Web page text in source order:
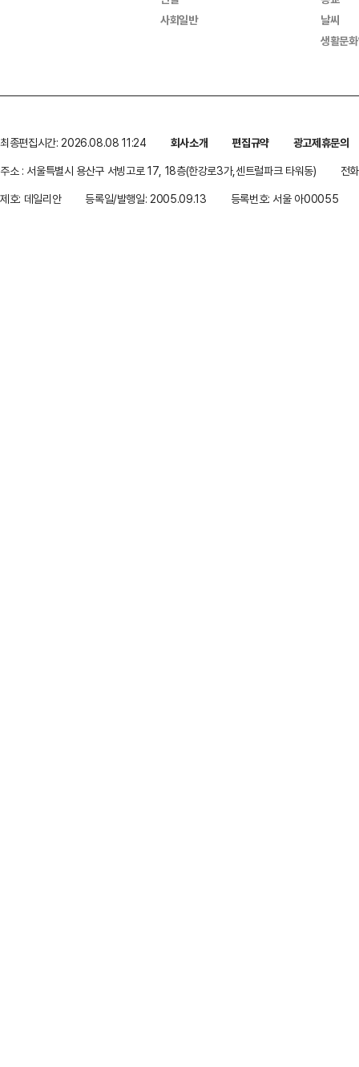
사회일반
날씨
생활문
최종편집시간: 2026.08.08 11:24 회사소개 편집규약
광고제휴문의
주소 : 서울특별시 용산구 서빙고로 17, 18층(한강로3가,센트럴파크 타워동)
전
제호: 데일리안
등록일/발행일: 2005.09.13 등록번호: 서울 아00055